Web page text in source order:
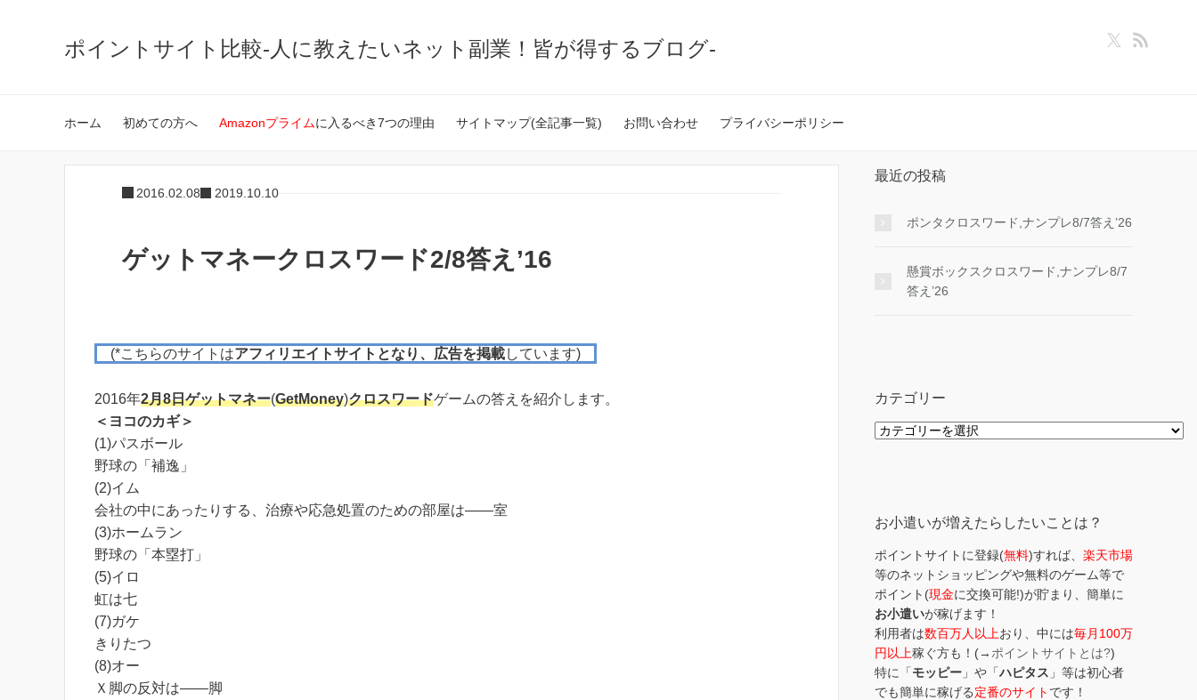
ポイントサイト比較-人に教えたいネット副業！皆が得するブログ-
ホーム 初めての方へ Amazonプライムに入るべき7つの理由 サイトマップ(全記事一覧) お問い合わせ プライバシーポリシー
2016.02.08 2019.10.10
ゲットマネークロスワード2/8答え’16
(*こちらのサイトはアフィリエイトサイトとなり、広告を掲載しています)
2016年2月8日ゲットマネー(GetMoney)クロスワードゲームの答えを紹介します。
＜ヨコのカギ＞
(1)パスボール
野球の「補逸」
(2)イム
会社の中にあったりする、治療や応急処置のための部屋は――室
(3)ホームラン
野球の「本塁打」
(5)イロ
虹は七
(7)ガケ
きりたつ
(8)オー
Ｘ脚の反対は――脚
最近の投稿
ポンタクロスワード,ナンプレ8/7答え’26
懸賞ボックスクロスワード,ナンプレ8/7
答え’26
カテゴリー
カ
お小遣いが増えたらしたいことは？
ポイントサイトに登録(無料)すれば、 楽天市場
等のネットショッピングや無料のゲーム等で
ポイント(現金に交換可能!)が貯まり、簡単に
お小遣いが稼げます！
利用者は数百万人以上おり、中には毎月100万
円以上稼ぐ方も！(→ ポイントサイトとは?)
特に「モッピー 」や「ハピタス 」等は初心者
でも簡単に稼げる定番のサイト です！